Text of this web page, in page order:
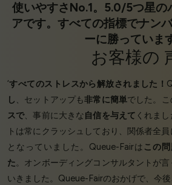
使いやすさNo.1。5.0/5つ星の
アです。すべての指標でナン
ーに勝っていま
お客様の
‘すべてのストレスから解放されました！
し 、セットアップも非常に簡単でした。こ
スで、事前に大きな自信を与えて くれま
トは常にクラッシュしており、関係者全
となっていました。Queue-Fairは この
た。オンボーディングコンサルタントが
いきました。Queue-Fairのおかげで、今